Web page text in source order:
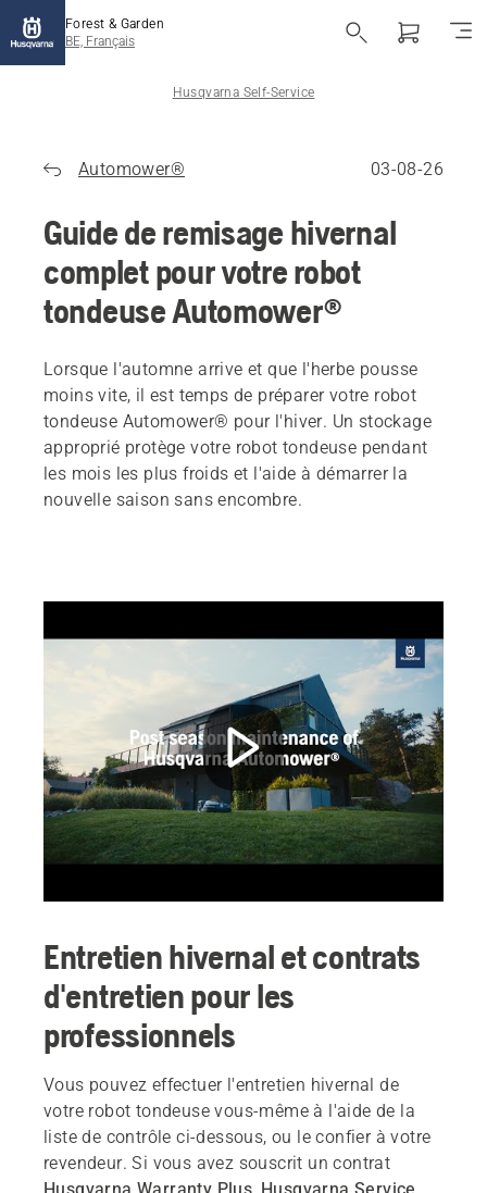
Forest & Garden
BE, Français
Husqvarna Self-Service
Automower® 03-08-26
Guide de remisage hivernal
complet pour votre robot
tondeuse Automower®
Lorsque l'automne arrive et que l'herbe pousse
moins vite, il est temps de préparer votre robot
tondeuse Automower® pour l'hiver. Un stockage
approprié protège votre robot tondeuse pendant
les mois les plus froids et l'aide à démarrer la
nouvelle saison sans encombre.
Entretien hivernal et contrats
d'entretien pour les
professionnels
Vous pouvez effectuer l'entretien hivernal de
votre robot tondeuse vous-même à l'aide de la
liste de contrôle ci-dessous, ou le confier à votre
revendeur. Si vous avez souscrit un contrat